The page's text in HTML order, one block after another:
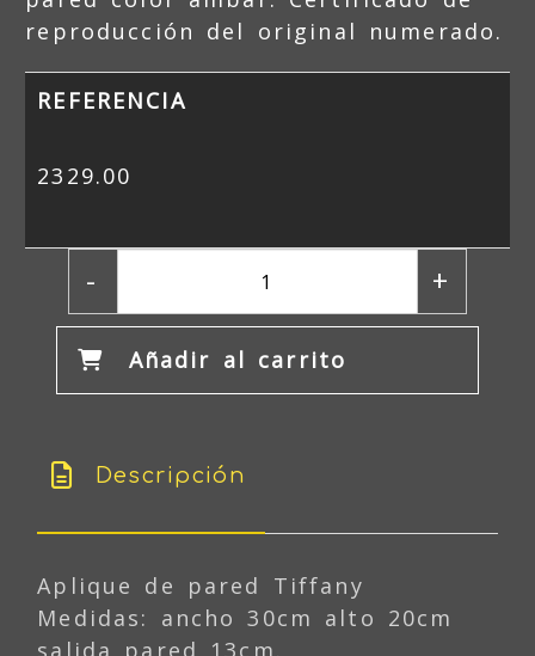
reproducción del original numerado.
REFERENCIA
2329.00
- +
Añadir al carrito
Descripción
Aplique de pared Tiffany
Medidas: ancho 30cm alto 20cm